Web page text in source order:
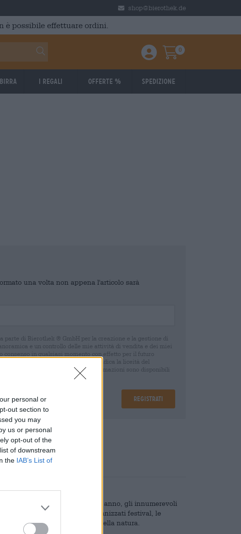
personal or
out section to
you may
us or personal
opt-out of the
of downstream
the IAB’s List of
shop@bierothek.de
è possibile effettuare ordini.
Einloggen / Anmelden
Warenkorb
0
I regali Offerte % Spedizione
una volta non appena l'articolo sarà
parte di Bierothek ® GmbH per la creazione e la gestione di
e un controllo delle mie attività di vendita e dei miei
consenso in qualsiasi momento con effetto per il futuro
la revoca del consenso non pregiudica la liceità del
momento della revoca. Ulteriori informazioni sono disponibili
Registrati
Depositare€ 0,25
giapponese. Anno dopo anno, gli innumerevoli
In tutto il paese vengono organizzati festival, le
e celebrano questo miracolo della natura.